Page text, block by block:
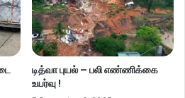
டித்வா புயல் – பலி எண்ணிக்கை
உயர்வு !